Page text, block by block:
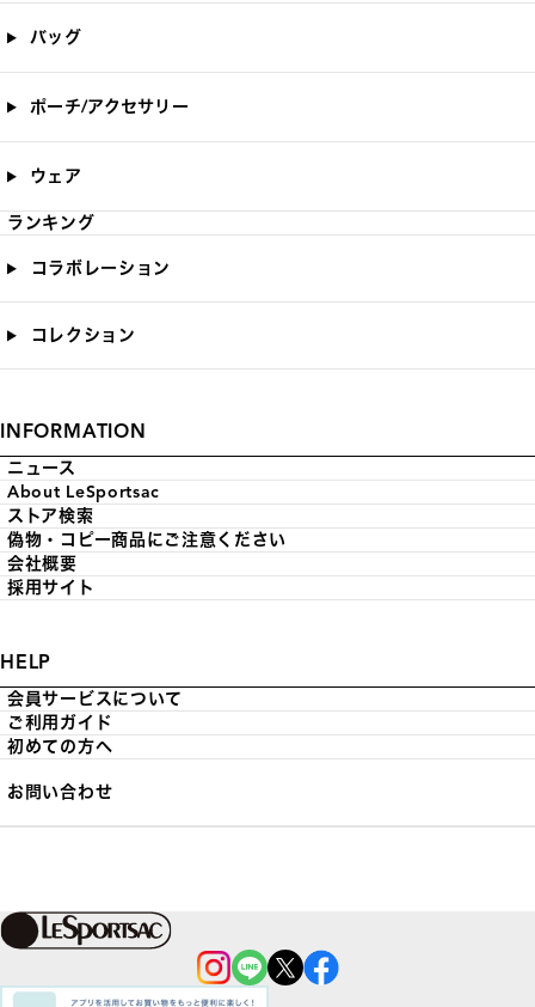
バッグ
ポーチ/アクセサリー
ウェア
ランキング
コラボレーション
コレクション
INFORMATION
ニュース
About LeSportsac
ストア検索
偽物・コピー商品にご注意ください
会社概要
採用サイト
HELP
会員サービスについて
ご利用ガイド
初めての方へ
お問い合わせ